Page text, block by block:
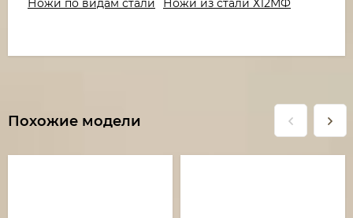
Ножи по видам стали
Ножи из стали Х12МФ
Похожие модели